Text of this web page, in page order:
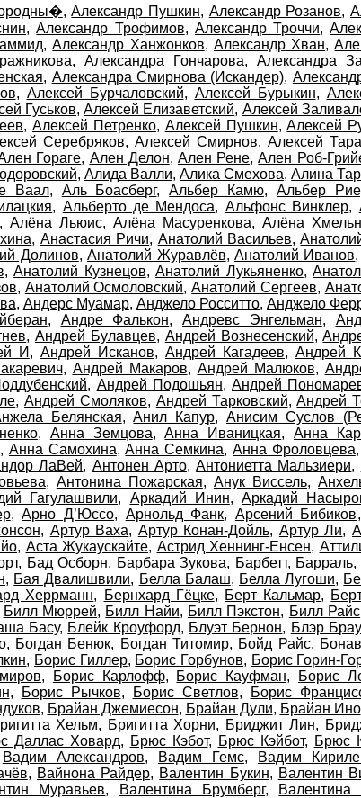
,Александр Пушкин, Александр Розанов,
,Александр Трофимов, Александр Троччи,
,Александр Ханжонков, Александр Хван,
,Александра Гончарова,Александра
, Александра Смирнова (Искандер),
, Алексей Бурчаловский, Алексей Бурыкин,
Гуськов,Алексей Елизаветский, Алексей
,Алексей Петренко, Алексей Пушкин,Алексей
Серебряков,Алексей Смирнов,Алексей
Гораге, Ален Делон, Ален Рене,Ален Роб-
, Алида Валли, Алика Смехова,Алина
Ваал, Аль Боасберг,Альбер Камю, Альбер
, Альберто де Мендоса, Альфонс Винклер,
, Алёна Льюис, Алёна Масуренкова, Алёна
, Анастасия Ричи, Анатолий Васильев,
Долинов,Анатолий Журавлёв,Анатолий Иванов,
,Анатолий Кузнецов,Анатолий Лукьяненко,
, Анатолий Осмоловский,Анатолий Сергеев,
, Андерс Муамар, Анджело Росситто,Анджело
, Андре Фалькон, Андревс Энгельман,
,Андрей Булавцев, Андрей Вознесенский,
И , Андрей Исканов, Андрей Кагадеев,Андрей
, Андрей Макаров, Андрей Малюков,
, Андрей Подошьян, Андрей
,Андрей Смоляков, Андрей Тарковский,Андрей
Белянская,Анил Капур,Анисим Суслов
, Анна Земцова,Анна Иваницкая, Анна
, Анна Самохина,Анна Семкина,Анна Фроловцева,
ЛаВей, Антонен Арто,Антониетта Мальзиери,
, Антонина Пожарская, Анук Виссель,
Гагулашвили, Аркадий Инин, Аркадий
,Арно Д’Юссо, Арнольд Фанк, Арсений Бибиков
, Артур Ваха, Артур Конан-Дойль, Артур Ли,
, Аста Жукаускайте, Астрид Хеннинг-Енсен,
, Бад Осборн, Барбара Зукова, Барбетт, Барраль,
, Бая Двалишвили, Белла Балаш, Белла Лугоши,
Херрманн, Бернхард Гёцке, Берт Кальмар,
Билл Мюррей, Билл Найи, Билл Пэкстон, Билл Райс
Басу, Блейк Кроуфорд, Блуэт Бернон, Блэр
, Богдан Бенюк, Богдан Титомир, Бойд Райс,
, Борис Гиллер, Борис Горбунов, Борис Горин-
, Борис Карлофф, Борис Кауфман, Борис
, Борис Рычков, Борис Светлов, Борис
, Брайан Джемиесон, Брайан Дули, Брайан Ино
Хельм, Бригитта Хорни, Бриджит Лин,
Даллас Ховард, Брюс Кэбот, Брюс Кэйбот, Брюс
Вадим Александров, Вадим Гемс, Вадим
, Вайнона Райдер, Валентин Букин, Валентин
Муравьев, Валентина Брумберг, Валентина